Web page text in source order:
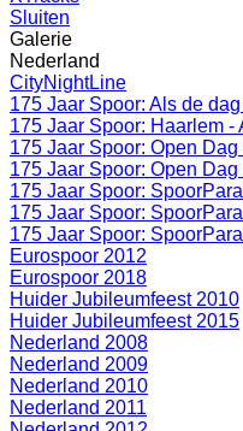
Sluiten
Galerie
Nederland
CityNightLine
175 Jaar Spoor: Als de
175 Jaar Spoor: Haarlem -
175 Jaar Spoor: Open
175 Jaar Spoor: Open
175 Jaar Spoor:
175 Jaar Spoor:
175 Jaar Spoor:
Eurospoor 2012
Eurospoor 2018
Huider Jubileumfeest 2010
Huider Jubileumfeest 2015
Nederland 2008
Nederland 2009
Nederland 2010
Nederland 2011